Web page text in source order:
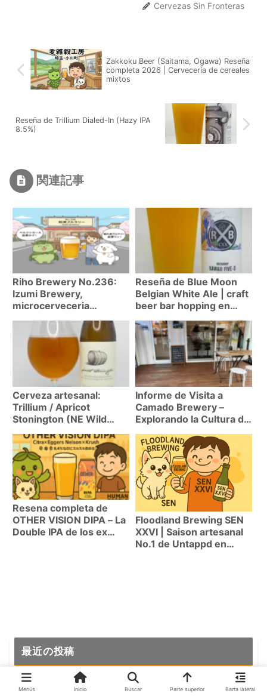
Cervezas Sin Fronteras
Zakkoku Beer (Saitama, Ogawa) Reseña
completa 2026 | Cervecería de cereales
mixtos
Reseña de Trillium Dialed-In (Hazy IPA
8.5%)
関連記事
Riho Brewery No.236:
Izumi Brewery,
microcerveceria
escondida de Komae
con ales belgas de
Portland!
Reseña de Blue Moon
Belgian White Ale | craft
beer bar hopping en
Chitosefunabashi
Cerveza artesanal:
Trillium / Apricot
Stonington (NE Wild
Informe de Visita a
Camado Brewery –
Explorando la Cultura de
Mizunami, Prefectura de
Gifu
Resena completa de
OTHER VISION DIPA – La
Double IPA de los ex
Floodland Brewing SEN
XXVI | Saison artesanal
No.1 de Untappd en
最近の投稿
Ganadores World Beer Cup 2026 en
Menús Inicio Buscar Parte superior Barra lateral